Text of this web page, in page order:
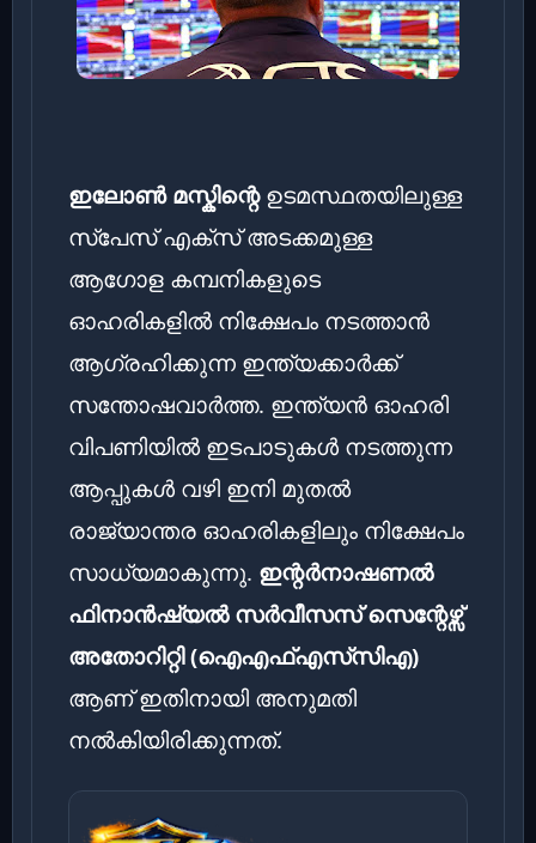
ഇലോൺ മസ്കിന്റെഉടമസ്ഥതയിലുള്ള
സ്പേസ് എക്സ് അടക്കമുള്ള
ആഗോള കമ്പനികളുടെ
ഓഹരികളിൽ നിക്ഷേപം നടത്താൻ
ആഗ്രഹിക്കുന്ന ഇന്ത്യക്കാർക്ക്
സന്തോഷവാർത്ത. ഇന്ത്യൻ ഓഹരി
വിപണിയിൽ ഇടപാടുകൾ നടത്തുന്ന
ആപ്പുകൾ വഴി ഇനി മുതൽ
രാജ്യാന്തര ഓഹരികളിലും നിക്ഷേപം
സാധ്യമാകുന്നു. ഇന്റർനാഷണൽ
ഫിനാ‍ൻഷ്യൽ സർവീസസ് സെന്റേഴ്സ്
അതോറിറ്റി (ഐഎഫ്എസ്‍സിഎ)
ആണ് ഇതിനായി അനുമതി
നൽകിയിരിക്കുന്നത്.